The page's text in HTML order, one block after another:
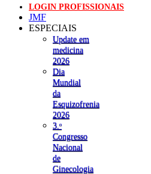
LOGIN PROFISSIONAIS
JMF
ESPECIAIS
Update em
medicina
2026
Dia
Mundial
da
Esquizofrenia
2026
3.ᵒ
Congresso
Nacional
de
Ginecologia